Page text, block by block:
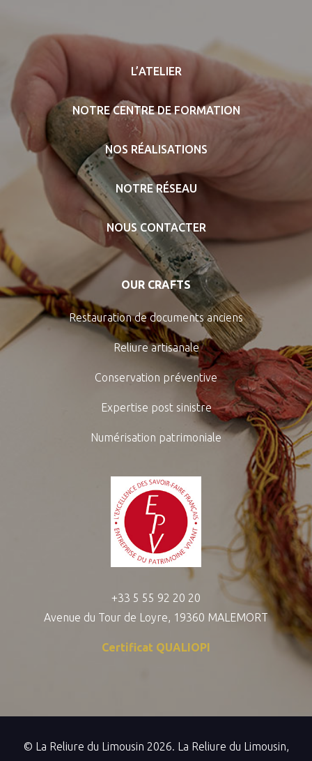
L’ATELIER
NOTRE CENTRE DE FORMATION
NOS RÉALISATIONS
NOTRE RÉSEAU
NOUS CONTACTER
OUR CRAFTS
Restauration de documents anciens
Reliure artisanale
Conservation préventive
Expertise post sinistre
Numérisation patrimoniale
+33 5 55 92 20 20
Avenue du Tour de Loyre, 19360 MALEMORT
Certificat QUALIOPI
© La Reliure du Limousin 2026. La Reliure du Limousin,